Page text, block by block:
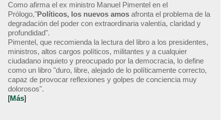
Como afirma el ex ministro Manuel Pimentel en el
Prólogo,"Políticos, los nuevos amos afronta el problema de la
degradación del poder con extraordinaria valentía, claridad y
profundidad".
Pimentel, que recomienda la lectura del libro a los presidentes,
ministros, altos cargos políticos, militantes y a cualquier
ciudadano inquieto y preocupado por la democracia, lo define
como un libro "duro, libre, alejado de lo políticamente correcto,
capaz de provocar reflexiones y golpes de conciencia muy
dolorosos".
[Más]